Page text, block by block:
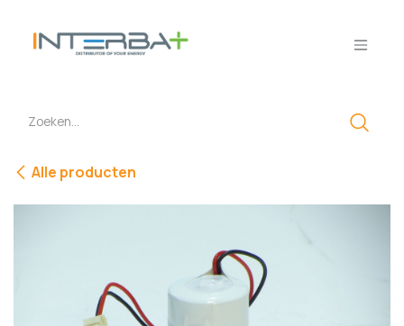
Alle producten